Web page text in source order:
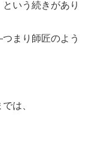
いう続きがあり
まり師匠のよう
は、